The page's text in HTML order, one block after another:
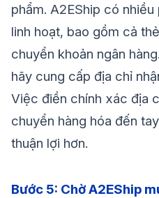
phẩm. A2EShip có
linh hoạt, bao gồm cả
chuyển khoản ngân
hãy cung cấp địa chỉ
Việc điền chính xác địa
chuyển hàng hóa đến
thuận lợi hơn.
Bước 5: Chờ A2EShip